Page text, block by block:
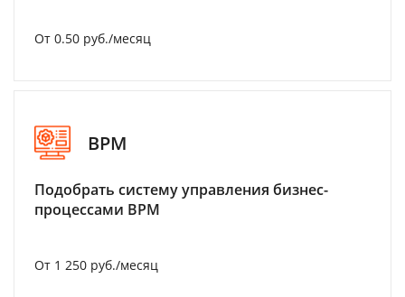
От 0.50 руб./месяц
BPM
Подобрать систему управления бизнес-
процессами BPM
От 1 250 руб./месяц